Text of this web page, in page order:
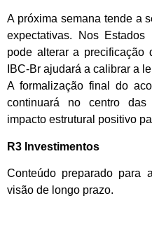
A próxima semana tende a
expectativas. Nos
pode alterar a
IBC-Br ajudará a calibrar a
A formalização final do
continuará no centro
impacto estrutural positivo
R3 Investimentos
Conteúdo preparado para
visão de longo prazo.